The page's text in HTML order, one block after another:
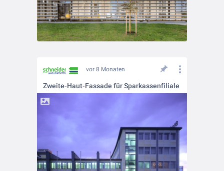
vor 8 Monaten
Zweite-Haut-Fassade für Sparkassenfiliale